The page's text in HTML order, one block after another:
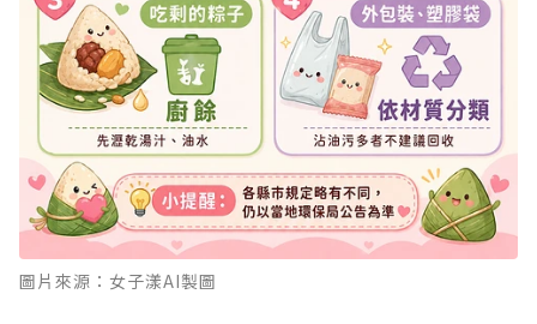
圖片來源：女子漾AI製圖